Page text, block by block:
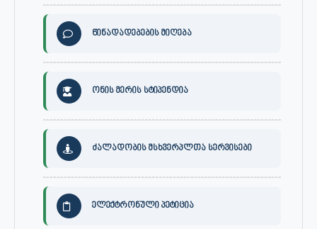
წინადადებების მიღება
ონის მერის სტიპენდია
ძალადობის მსხვერპლთა სერვისები
ელექტრონული პეტიცია